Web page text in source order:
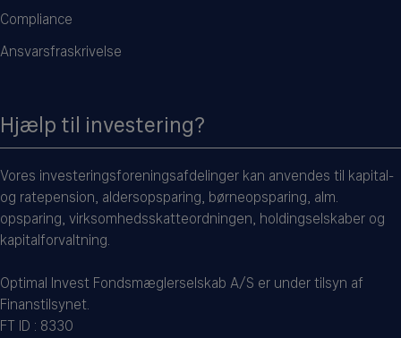
Compliance
Ansvarsfraskrivelse
Hjælp til investering?
Vores investeringsforeningsafdelinger kan anvendes til kapital-
og ratepension, aldersopsparing, børneopsparing, alm.
opsparing, virksomhedsskatteordningen, holdingselskaber og
kapitalforvaltning.
Optimal Invest Fondsmæglerselskab A/S er under tilsyn af
Finanstilsynet.
FT ID : 8330